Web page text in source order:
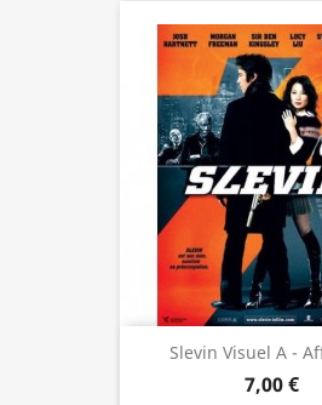
Slevin Visuel A -
7,00 €